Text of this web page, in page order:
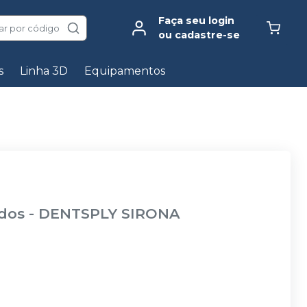
por código
Faça seu login
ou cadastre-se
Linha 3D Equipamentos
- DENTSPLY SIRONA